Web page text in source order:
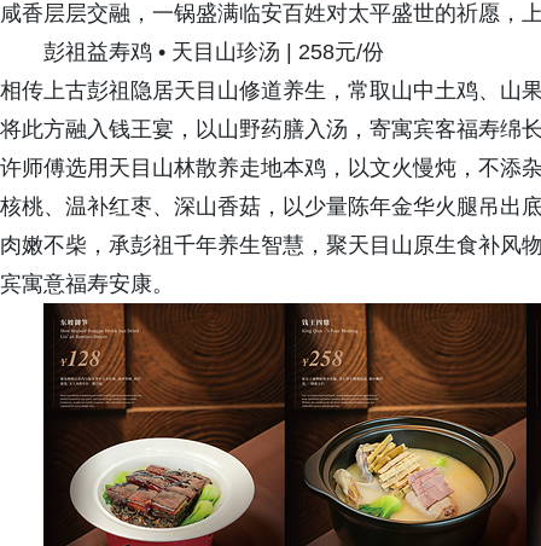
咸香层层交融，一锅盛满临安百姓对太平盛世的祈愿，
彭祖益寿鸡 • 天目山珍汤 | 258元/份
相传上古彭祖隐居天目山修道养生，常取山中土鸡、山
将此方融入钱王宴，以山野药膳入汤，寄寓宾客福寿绵
许师傅选用天目山林散养走地本鸡，以文火慢炖，不添
核桃、温补红枣、深山香菇，以少量陈年金华火腿吊出
肉嫩不柴，承彭祖千年养生智慧，聚天目山原生食补风
宾寓意福寿安康。